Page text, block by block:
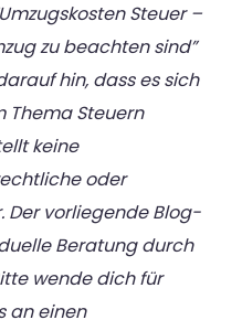
Steuer –
zu beachten sind”
hin, dass es sich
Thema Steuern
keine
oder
Der vorliegende Blog-
Beratung durch
wende dich für
an einen